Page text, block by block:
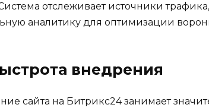
отслеживает источники
аналитику для оптимизации
внедрения
сайта на Битрикс24 занимает